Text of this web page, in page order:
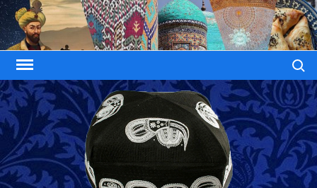
Skip
to
content